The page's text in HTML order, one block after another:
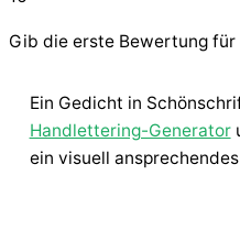
Gib die erste Bewertung
Ein Gedicht in
Handlettering-Generator
ein visuell